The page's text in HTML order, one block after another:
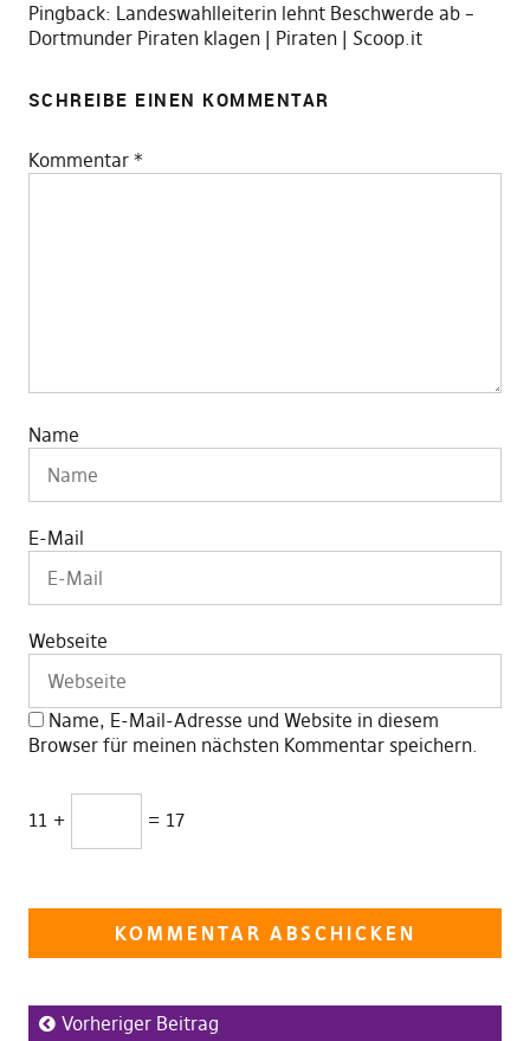
Pingback: Landeswahlleiterin lehnt Beschwerde ab –
Dortmunder Piraten klagen | Piraten | Scoop.it
SCHREIBE EINEN KOMMENTAR
Kommentar *
Name
E-Mail
Webseite
Name, E-Mail-Adresse und Website in diesem
Browser für meinen nächsten Kommentar speichern.
11 + = 17
Vorheriger Beitrag